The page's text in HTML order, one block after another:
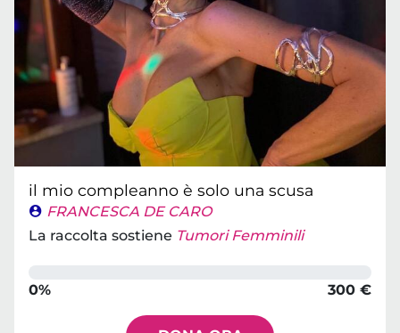
il mio compleanno è solo una scusa
FRANCESCA DE CARO
La raccolta sostiene Tumori Femminili
0% 300 €